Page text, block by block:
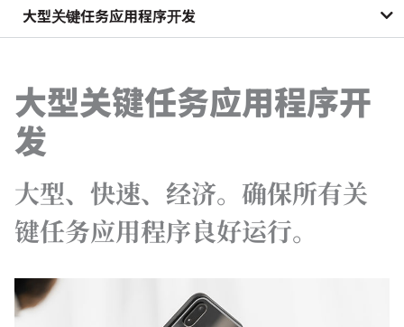
大型关键任务应用程序开发
大型关键任务应用程序开
发
大型、快速、经济。确保所有关
键任务应用程序良好运行。